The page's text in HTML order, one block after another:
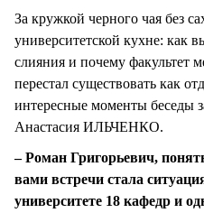
За кружкой черного чая без
университетской кухне: как
слияния и почему факультет
перестал существовать как
интересные моменты беседы
Анастасия ИЛЬЧЕНКО.
– Роман Григорьевич,
вами встречи стала
университете 18 кафедр и